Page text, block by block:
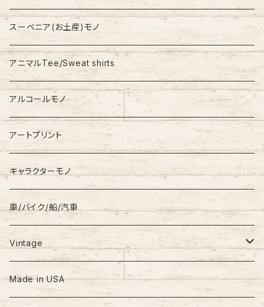
Nylon Jacket
Stadium Jumper
Down Jacket
Coat
NIKE
RALPH LAUREN
TOMMY HILFIGER
Levi’s
スーベニア(お土産)モノ
アニマルTee/Sweat shirts
アルコールモノ
アートプリント
キャラクターモノ
車/バイク/船/汽車
Vintage
60s-70s
Made in USA